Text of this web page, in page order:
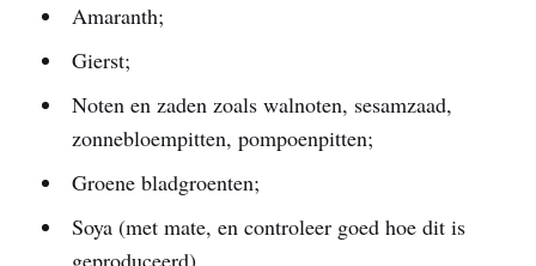
Amaranth;
Gierst;
Noten en zaden zoals walnoten, sesamzaad,
zonnebloempitten, pompoenpitten;
Groene bladgroenten;
Soya (met mate, en controleer goed hoe dit is
geproduceerd)